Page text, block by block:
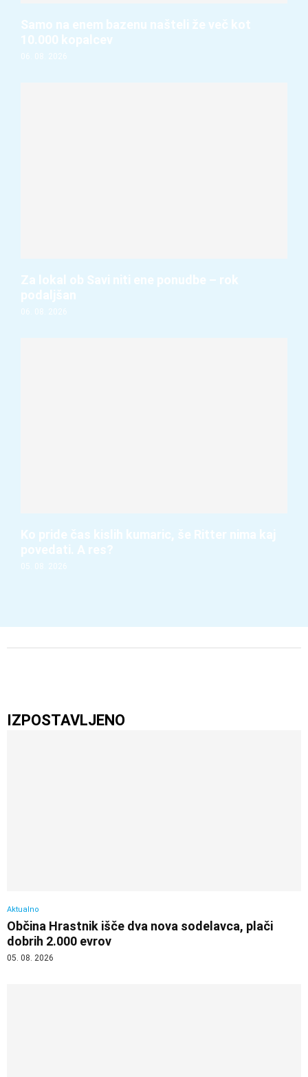
Samo na enem bazenu našteli že več kot
10.000 kopalcev
06. 08. 2026
Za lokal ob Savi niti ene ponudbe – rok
podaljšan
06. 08. 2026
Ko pride čas kislih kumaric, še Ritter nima kaj
povedati. A res?
05. 08. 2026
IZPOSTAVLJENO
Aktualno
Občina Hrastnik išče dva nova sodelavca, plači
dobrih 2.000 evrov
05. 08. 2026